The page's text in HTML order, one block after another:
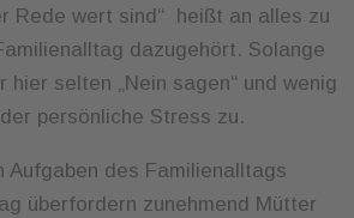
Rede wert sind“ heißt an alles zu
dazugehört. Solange
selten „Nein sagen“ und wenig
persönliche Stress zu.
Aufgaben des Familienalltags
überfordern zunehmend Mütter